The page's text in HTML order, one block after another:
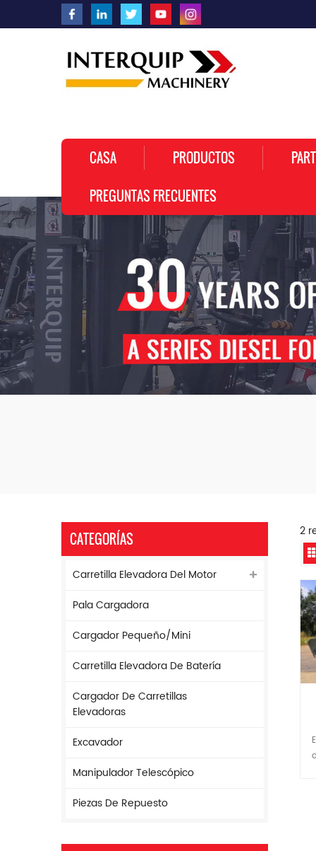
CASA PRODUCTOS
PREGUNTAS FRECUENTES
2
Excavación de maquinaria de construcción
CATEGORÍAS
Carretilla Elevadora Del Motor
Pala Cargadora
Cargador Pequeño/mini
Carretilla Elevadora De Batería
Cargador De Carretillas
Elevadoras
Excavador
Manipulador Telescópico
Piezas De Repuesto